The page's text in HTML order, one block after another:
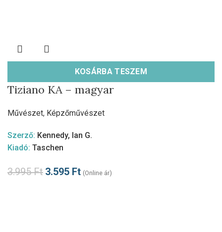
KOSÁRBA TESZEM
Tiziano KA – magyar
Művészet, Képzőművészet
Szerző: Kennedy, Ian G.
Kiadó: Taschen
3.995Ft 3.595 Ft (Online ár)